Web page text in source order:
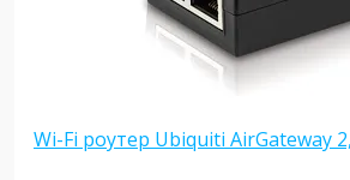
Wi-Fi роутер Ubiquiti AirGateway